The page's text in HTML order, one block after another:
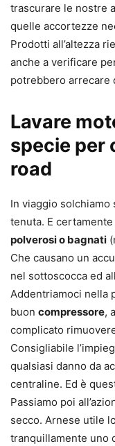
trascurare le nostre
quelle accortezze
Prodotti all’altezza
anche a verificare
potrebbero arrecare
Lavare
specie per
road
In viaggio
tenuta. E
polverosi o bagnati
Che causano un
nel sottoscocca ed
Addentriamoci nella
buon compressore,
complicato
Consigliabile
qualsiasi danno da
centraline. Ed è
Passiamo poi
secco. Arnese utile lo
tranquillamente uno